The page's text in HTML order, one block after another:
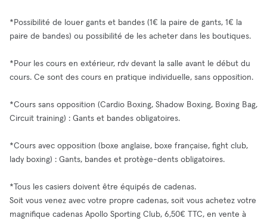
*Possibilité de louer gants et bandes (1€ la paire de gants, 1€ la
paire de bandes) ou possibilité de les acheter dans les boutiques.
*Pour les cours en extérieur, rdv devant la salle avant le début du
cours. Ce sont des cours en pratique individuelle, sans opposition.
*Cours sans opposition (Cardio Boxing, Shadow Boxing, Boxing Bag,
Circuit training) : Gants et bandes obligatoires.
*Cours avec opposition (boxe anglaise, boxe française, fight club,
lady boxing) : Gants, bandes et protège-dents obligatoires.
*Tous les casiers doivent être équipés de cadenas.
Soit vous venez avec votre propre cadenas, soit vous achetez votre
magnifique cadenas Apollo Sporting Club, 6,50€ TTC, en vente à